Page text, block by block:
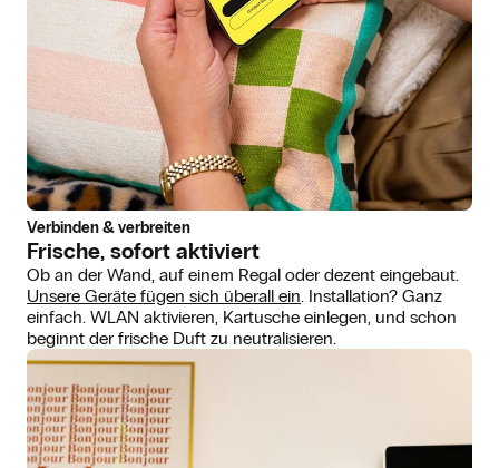
Verbinden & verbreiten
Frische, sofort aktiviert
Ob an der Wand, auf einem Regal oder dezent eingebaut.
Unsere Geräte fügen sich überall ein . Installation? Ganz
einfach. WLAN aktivieren, Kartusche einlegen, und schon
beginnt der frische Duft zu neutralisieren.